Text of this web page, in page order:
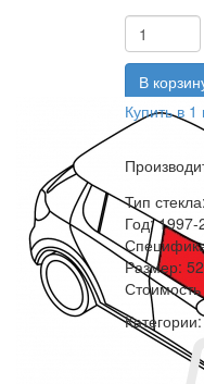
Купить в 1
Тип стекла:
Год: 1997-
Размер:
Стоимость